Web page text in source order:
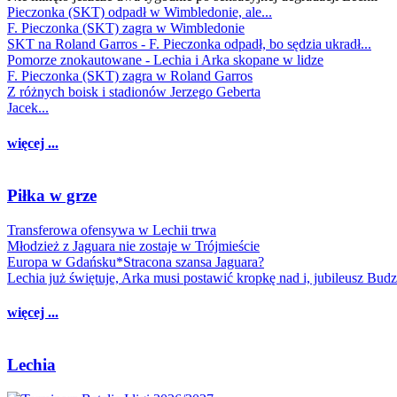
Pieczonka (SKT) odpadł w Wimbledonie, ale...
F. Pieczonka (SKT) zagra w Wimbledonie
SKT na Roland Garros - F. Pieczonka odpadł, bo sędzia ukradł...
Pomorze znokautowane - Lechia i Arka skopane w lidze
F. Pieczonka (SKT) zagra w Roland Garros
Z różnych boisk i stadionów Jerzego Geberta
Jacek...
więcej ...
Piłka w grze
Transferowa ofensywa w Lechii trwa
Młodzież z Jaguara nie zostaje w Trójmieście
Europa w Gdańsku*Stracona szansa Jaguara?
Lechia już świętuje, Arka musi postawić kropkę nad i, jubileusz
więcej ...
Lechia